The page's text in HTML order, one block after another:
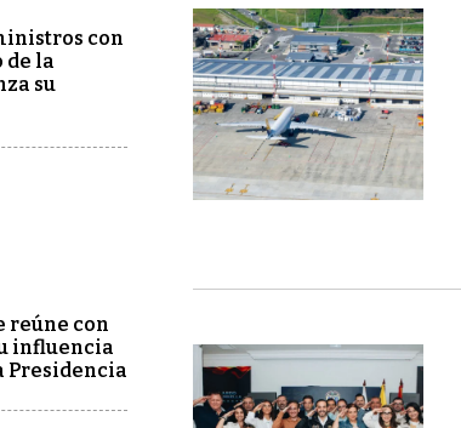
con
de la
su
reúne con
influencia
Presidencia